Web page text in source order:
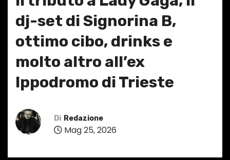
dj-set di Signorina B,
ottimo cibo, drinks e
molto altro all’ex
Ippodromo di Trieste
Di Redazione
Mag 25, 2026